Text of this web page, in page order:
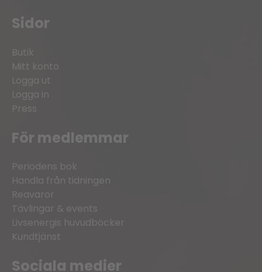
Sidor
Butik
Mitt konto
Logga ut
Logga in
Press
För medlemmar
Periodens bok
Handla från tidningen
Reavaror
Tävlingar & events
Livsenergis huvudböcker
Kundtjänst
Sociala medier